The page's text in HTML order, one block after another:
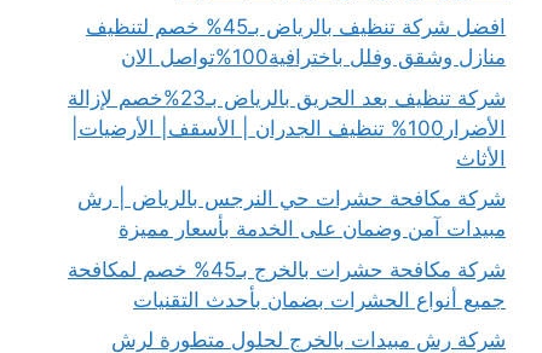
افضل شركة تنظيف بالرياض بـ45% خصم لتنظيف
منازل وشقق وفلل باخترافية100%تواصل الان
شركة تنظيف بعد الحريق بالرياض بـ23%خصم لإزالة
الأضرار100% تنظيف الجدران | الأسقف| الأرضيات|
الأثاث
شركة مكافحة حشرات حي النرجس بالرياض | رش
مبيدات آمن وضمان على الخدمة بأسعار مميزة
شركة مكافحة حشرات بالخرج بـ45% خصم لمكافحة
جميع أنواع الحشرات بضمان بأحدث التقنيات
شركة رش مبيدات بالخرج لحلول متطورة لرش